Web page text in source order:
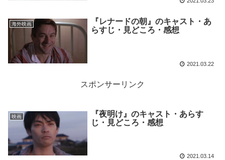
海外映画
『レナードの朝』のキャスト・あ
らすじ・見どころ・感想
2021.03.22
スポンサーリンク
映画
『夜明け』のキャスト・あらす
じ・見どころ・感想
2021.03.14